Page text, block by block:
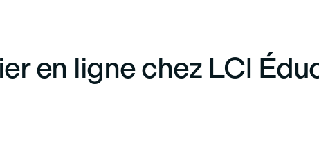
en ligne chez LCI